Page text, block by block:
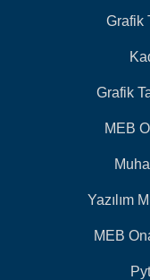
Grafik
Grafik
MEB
Yazılım
MEB